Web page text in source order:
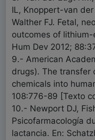
IL, Knoppert-van
Walther FJ. Fetal,
outcomes of
Hum Dev 2012;
9.- American
drugs). The transfer
chemicals into
108:776-89 [Texto
10.- Newport DJ,
Psicofarmacología
lactancia. En: